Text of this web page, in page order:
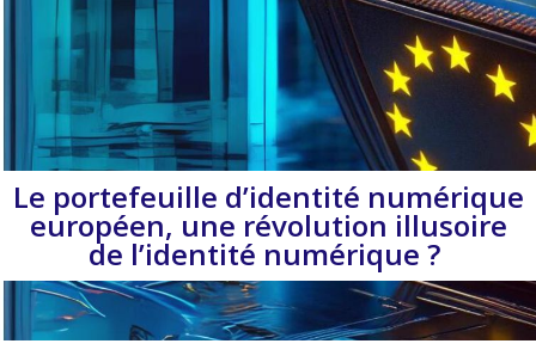
Le portefeuille d’identité numérique
européen, une révolution illusoire
de l’identité numérique ?